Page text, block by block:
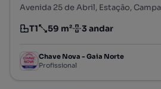
Avenida 25 de Abril, Estação,
Tipologia
T1
Preço por metro quadrado
59 m²
Andar 3 andar
Chave Nova - Gaia Norte
Profissional